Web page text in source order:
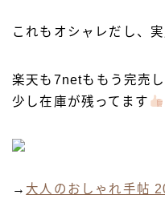
これもオシャレだし、
楽天も7netももう完売し
少し在庫が残ってます
→ 大人のおしゃれ手帖